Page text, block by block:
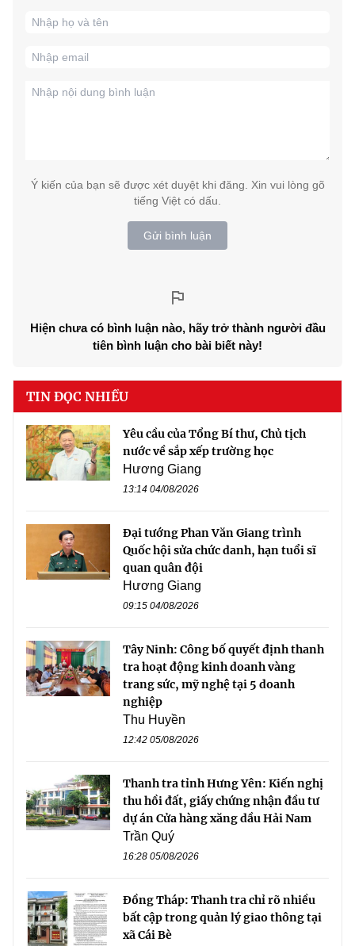
Ý kiến của bạn sẽ được xét duyệt khi đăng. Xin vui lòng gõ
tiếng Việt có dấu.
Gửi bình luận
Hiện chưa có bình luận nào, hãy trở thành người đầu
tiên bình luận cho bài biết này!
TIN ĐỌC NHIỀU
Yêu cầu của Tổng Bí thư, Chủ tịch
nước về sắp xếp trường học
Hương Giang
13:14 04/08/2026
Đại tướng Phan Văn Giang trình
Quốc hội sửa chức danh, hạn tuổi sĩ
quan quân đội
Hương Giang
09:15 04/08/2026
Tây Ninh: Công bố quyết định thanh
tra hoạt động kinh doanh vàng
trang sức, mỹ nghệ tại 5 doanh
nghiệp
Thu Huyền
12:42 05/08/2026
Thanh tra tỉnh Hưng Yên: Kiến nghị
thu hồi đất, giấy chứng nhận đầu tư
dự án Cửa hàng xăng dầu Hải Nam
Trần Quý
16:28 05/08/2026
Đồng Tháp: Thanh tra chỉ rõ nhiều
bất cập trong quản lý giao thông tại
xã Cái Bè